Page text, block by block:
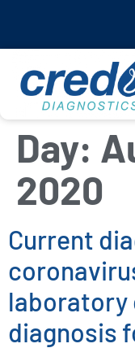
Day:
2020
Current
laboratory
diagnosis